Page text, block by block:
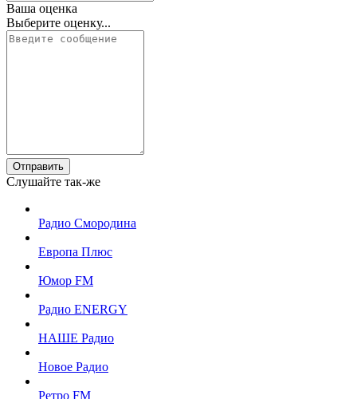
Ваша оценка
Выберите оценку...
Отправить
Слушайте так-же
Радио Смородина
Европа Плюс
Юмор FM
Радио ENERGY
НАШЕ Радио
Новое Радио
Ретро FM